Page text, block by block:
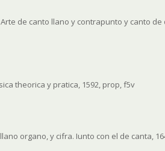
de canto llano y contrapunto y canto de
theorica y pratica, 1592, prop, f5v
organo, y cifra. Iunto con el de canta,